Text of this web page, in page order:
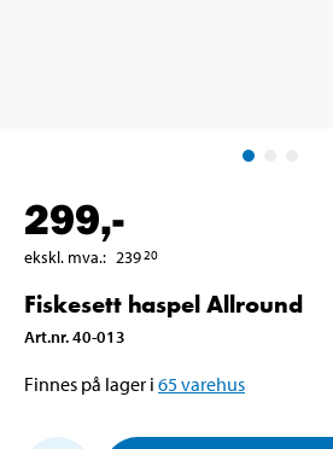
299,-
ekskl. mva.: 23920
Fiskesett haspel Allround
Art.nr.40-013
Finnes på lager i 65varehus